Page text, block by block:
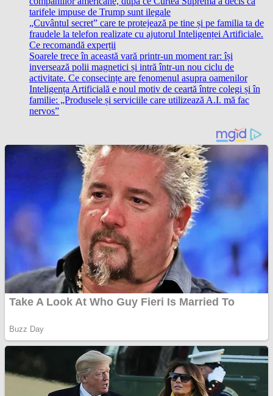
tarifele impuse de Trump sunt ilegale
„Cuvântul secret” care te protejează pe tine și pe familia ta de
fraudele la telefon realizate cu ajutorul Inteligenței Artificiale.
Ce recomandă experții
Soarele trece în această vară printr-un moment rar: își
inversează polii magnetici și intră într-un nou ciclu de
activitate. Ce consecințe are fenomenul asupra oamenilor
Inteligența Artificială e noul motiv de ceartă între colegi și în
familie: „Produsele și serviciile care utilizează A.I. mă fac
nervos”